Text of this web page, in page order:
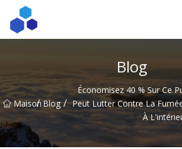
Blog
Maison
/ Blog /
Économisez 40 % Sur Ce
Peut Lutter Contre La
À